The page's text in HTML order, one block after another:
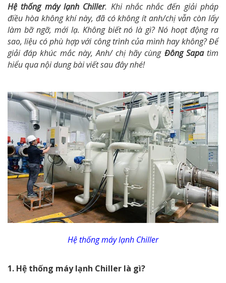
Hệ thống máy lạnh Chiller. Khi nhắc nhắc đến giải pháp
điều hòa không khí này, đã có không ít anh/chị vẫn còn lấy
làm bỡ ngỡ, mới lạ. Không biết nó là gì? Nó hoạt động ra
sao, liệu có phù hợp với công trình của mình hay không? Để
giải đáp khúc mắc này, Anh/ chị hãy cùng Đông Sapatìm
hiểu qua nội dung bài viết sau đây nhé!
Hệ thống máy lạnh Chiller
1. Hệ thống máy lạnh Chiller là gì?